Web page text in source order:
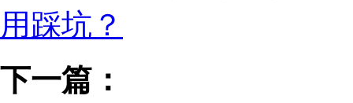
用踩坑？
下一篇：